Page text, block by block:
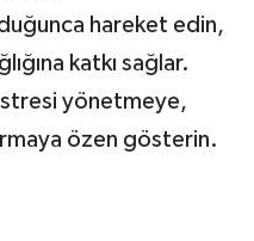
hareket edin,
katkı sağlar.
yönetmeye,
özen gösterin.